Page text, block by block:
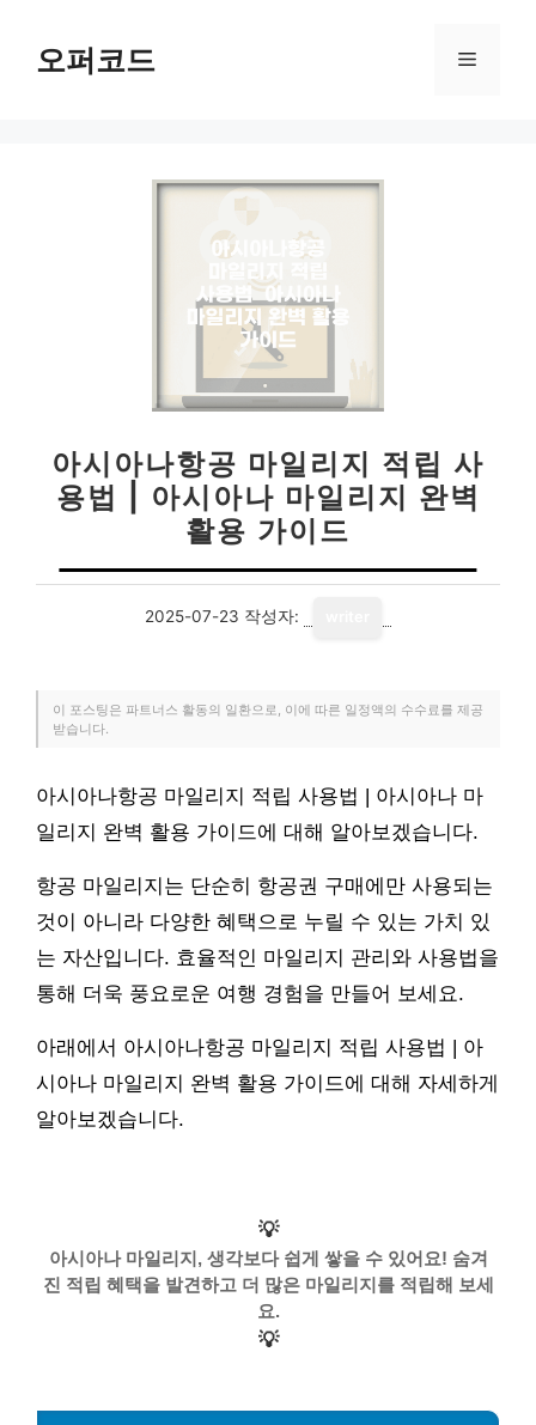
오퍼코드 메
아시아나항공 마일리지 적립 사
용법 | 아시아나 마일리지 완벽
활용 가이드
2025-07-23 작성자:
이 포스팅은 파트너스 활동의 일환으로, 이에 따른 일정액의 수수료를 제공
받습니다.
아시아나항공 마일리지 적립 사용법 | 아시아나 마
일리지 완벽 활용 가이드에 대해 알아보겠습니다.
항공 마일리지는 단순히 항공권 구매에만 사용되는
것이 아니라 다양한 혜택으로 누릴 수 있는 가치 있
는 자산입니다. 효율적인 마일리지 관리와 사용법을
통해 더욱 풍요로운 여행 경험을 만들어 보세요.
아래에서 아시아나항공 마일리지 적립 사용법 | 아
시아나 마일리지 완벽 활용 가이드에 대해 자세하게
알아보겠습니다.
💡
아시아나 마일리지, 생각보다 쉽게 쌓을 수 있어요! 숨겨
진 적립 혜택을 발견하고 더 많은 마일리지를 적립해 보세
요.
💡